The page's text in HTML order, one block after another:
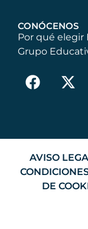
CONÓCENOS
Por qué elegir
Grupo
AVISO
DE